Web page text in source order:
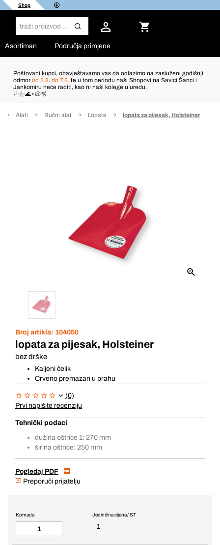
Shop
Asortiman Područja primjene
Poštovani kupci, obavještavamo vas da odlazimo na zasluženi godišnji
odmor od 3.8. do 7.8. te u tom periodu naši Shopovi na Savici Šanci i
Jankomiru neće raditi, kao ni naši kolege u uredu.
˖°𓇼🌊⋆🐚🫧
Alati Ručni alat Lopate lopata za pijesak, Holsteiner
Broj artikla: 104050
lopata za pijesak, Holsteiner
bez drške
Kaljeni čelik
Crveno premazan u prahu
(0)
Prvi napišite recenziju
Tehnički podaci
dužina oštrice 1: 270 mm
širina oštrice: 250 mm
Pogledaj PDF
Preporuči prijatelju
Jedinična cijena / ST
1
Komada